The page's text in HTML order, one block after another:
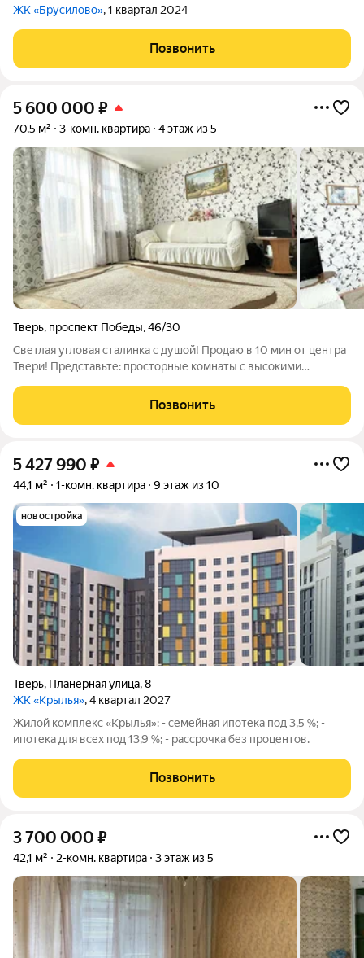
ЖК «Брусилово», 1 квартал 2024
Позвонить
5 600 000 ₽
70,5 м² 3-комн. квартира 4 этаж из 5
Тверь, проспект Победы,46/30
Светлая угловая сталинка с душой! Продаю в 10 мин от центра
Твери! Представьте: просторные комнаты с высокими
Угловая квартира в легендарной сталинке, раздельный
санузел, удобная планировка,
Позвонить
5 427 990 ₽
44,1 м² 1-комн. квартира 9 этаж из 10
новостройка
Тверь, Планерная улица,8
ЖК «Крылья», 4 квартал 2027
Жилой комплекс «Крылья»: - семейная ипотека под 3,5 %; -
ипотека для всех под 13,9 %; - рассрочка без процентов.
Позвонить
3 700 000 ₽
42,1 м² 2-комн. квартира 3 этаж из 5